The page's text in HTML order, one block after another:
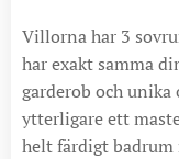
Villorna har 3
har exakt samma
garderob och
ytterligare ett
helt färdigt badrum